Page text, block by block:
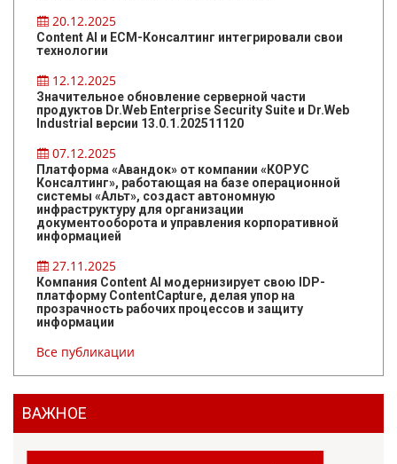
20.12.2025
Content AI и ЕСМ-Консалтинг интегрировали свои
технологии
12.12.2025
Значительное обновление серверной части
продуктов Dr.Web Enterprise Security Suite и Dr.Web
Industrial версии 13.0.1.202511120
07.12.2025
Платформа «Авандок» от компании «КОРУС
Консалтинг», работающая на базе операционной
системы «Альт», создаст автономную
инфраструктуру для организации
документооборота и управления корпоративной
информацией
27.11.2025
Компания Content AI модернизирует свою IDP-
платформу ContentCapture, делая упор на
прозрачность рабочих процессов и защиту
информации
Все публикации
ВАЖНОЕ